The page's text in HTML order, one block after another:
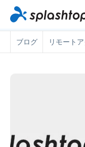
ブログ リモート